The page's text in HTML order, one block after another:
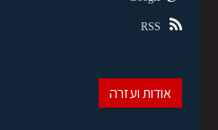
RSS
אודות ועזרה